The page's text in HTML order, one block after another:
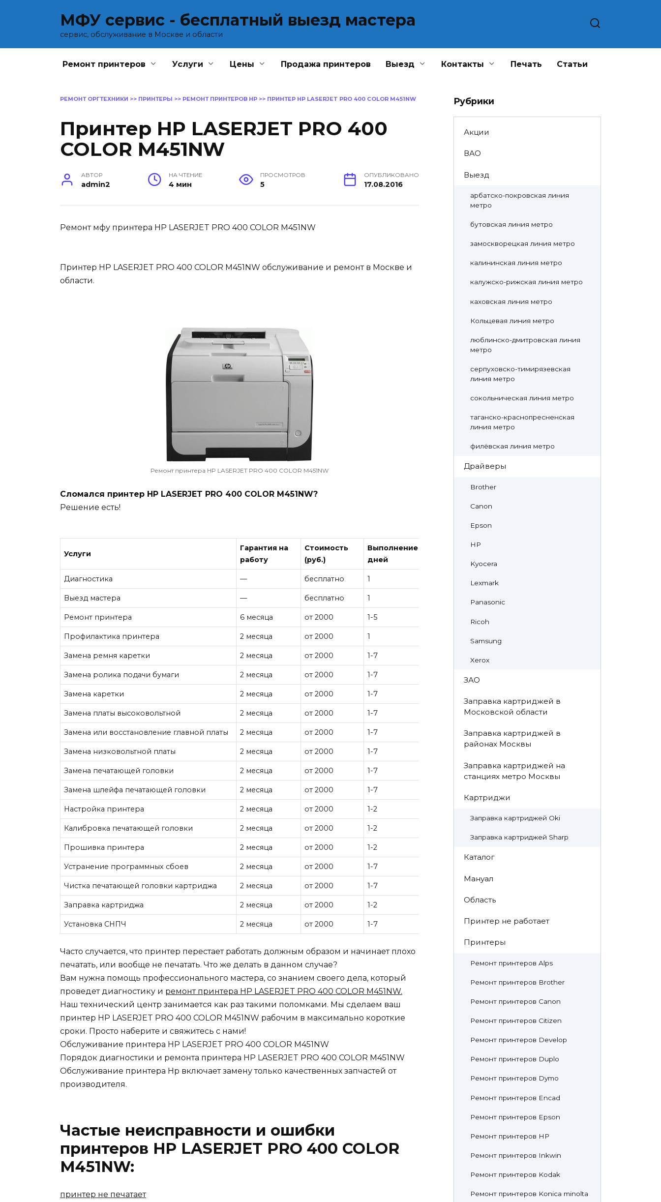
МФУ сервис - бесплатный выезд мастера
сервис, обслуживание в Москве и области
Ремонт принтеров Услуги Цены Продажа принтеров Выезд Контакты Печать Статьи
РЕМОНТ ОРГТЕХНИКИ >> ПРИНТЕРЫ >> РЕМОНТ ПРИНТЕРОВ HP >> ПРИНТЕР HP LASERJET PRO 400 COLOR M451NW
Принтер HP LASERJET PRO 400
COLOR M451NW
АВТОР
admin2
НА ЧТЕНИЕ
4 мин
ПРОСМОТРОВ
5
ОПУБЛИКОВАНО
17.08.2016
Ремонт мфу принтера HP LASERJET PRO 400 COLOR M451NW
Принтер HP LASERJET PRO 400 COLOR M451NW обслуживание и ремонт в Москве и
области.
Ремонт принтера HP LASERJET PRO 400 COLOR M451NW
Сломался принтер HP LASERJET PRO 400 COLOR M451NW?
Решение есть!
Услуги
Гарантия на
работу
Стоимость
(руб.)
Выполнение
дней
Диагностика — бесплатно 1
Выезд мастера — бесплатно 1
Ремонт принтера 6 месяца от 2000 1-5
Профилактика принтера 2 месяца от 2000 1
Замена ремня каретки 2 месяца от 2000 1-7
Замена ролика подачи бумаги 2 месяца от 2000 1-7
Замена каретки 2 месяца от 2000 1-7
Замена платы высоковольтной 2 месяца от 2000 1-7
Замена или восстановление главной платы 2 месяца от 2000 1-7
Замена низковольтной платы 2 месяца от 2000 1-7
Замена печатающей головки 2 месяца от 2000 1-7
Замена шлейфа печатающей головки 2 месяца от 2000 1-7
Настройка принтера 2 месяца от 2000 1-2
Калибровка печатающей головки 2 месяца от 2000 1-2
Прошивка принтера 2 месяца от 2000 1-2
Устранение программных сбоев 2 месяца от 2000 1-7
Чистка печатающей головки картриджа 2 месяца от 2000 1-7
Заправка картриджа 2 месяца от 2000 1-2
Установка СНПЧ 2 месяца от 2000 1-7
Часто случается, что принтер перестает работать должным образом и начинает плохо
печатать, или вообще не печатать. Что же делать в данном случае?
Вам нужна помощь профессионального мастера, со знанием своего дела, который
проведет диагностику и ремонт принтера HP LASERJET PRO 400 COLOR M451NW.
Наш технический центр занимается как раз такими поломками. Мы сделаем ваш
принтер HP LASERJET PRO 400 COLOR M451NW рабочим в максимально короткие
сроки. Просто наберите и свяжитесь с нами!
Обслуживание принтера HP LASERJET PRO 400 COLOR M451NW
Порядок диагностики и ремонта принтера HP LASERJET PRO 400 COLOR M451NW
Обслуживание принтера Hp включает замену только качественных запчастей от
производителя.
Частые неисправности и ошибки
принтеров HP LASERJET PRO 400 COLOR
M451NW:
принтер не печатает
Рубрики
Акции
ВАО
Выезд
арбатско-покровская линия
метро
бутовская линия метро
замоскворецкая линия метро
калининская линия метро
калужско-рижская линия метро
каховская линия метро
Кольцевая линия метро
люблинско-дмитровская линия
метро
серпуховско-тимирязевская
линия метро
сокольническая линия метро
таганско-краснопресненская
линия метро
филёвская линия метро
Драйверы
Brother
Canon
Epson
HP
Kyocera
Lexmark
Panasonic
Ricoh
Samsung
Xerox
ЗАО
Заправка картриджей в
Московской области
Заправка картриджей в
районах Москвы
Заправка картриджей на
станциях метро Москвы
Картриджи
Заправка картриджей Oki
Заправка картриджей Sharp
Каталог
Мануал
Область
Принтер не работает
Принтеры
Ремонт принтеров Alps
Ремонт принтеров Brother
Ремонт принтеров Canon
Ремонт принтеров Citizen
Ремонт принтеров Develop
Ремонт принтеров Duplo
Ремонт принтеров Dymo
Ремонт принтеров Encad
Ремонт принтеров Epson
Ремонт принтеров HP
Ремонт принтеров Inkwin
Ремонт принтеров Kodak
Ремонт принтеров Konica minolta